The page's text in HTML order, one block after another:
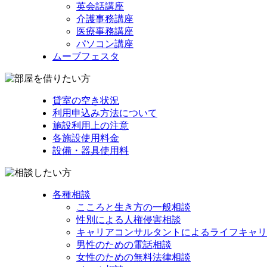
英会話講座
介護事務講座
医療事務講座
パソコン講座
ムーブフェスタ
貸室の空き状況
利用申込み方法について
施設利用上の注意
各施設使用料金
設備・器具使用料
各種相談
こころと生き方の一般相談
性別による人権侵害相談
キャリアコンサルタントによるライフキャ
男性のための電話相談
女性のための無料法律相談